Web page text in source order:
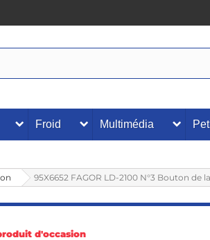
Froid Multimédia
95X6652 FAGOR LD-2100 N°3 Bouton de
d'occasion